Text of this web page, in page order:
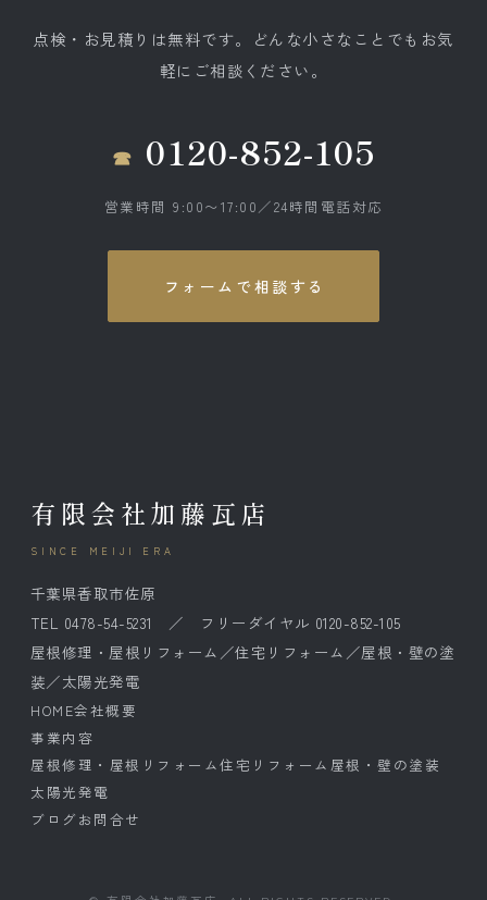
点検・お見積りは無料です。どんな小さなことでもお気
軽にご相談ください。
0120-852-105
営業時間 9:00〜17:00／24時間電話対応
フォームで相談する
有限会社加藤瓦店
SINCE MEIJI ERA
千葉県香取市佐原
TEL 0478-54-5231 ／ フリーダイヤル 0120-852-105
屋根修理・屋根リフォーム／住宅リフォーム／屋根・壁の塗
装／太陽光発電
HOME会社概要
事業内容
屋根修理・屋根リフォーム住宅リフォーム 屋根・壁の塗装
太陽光発電
ブログ お問合せ